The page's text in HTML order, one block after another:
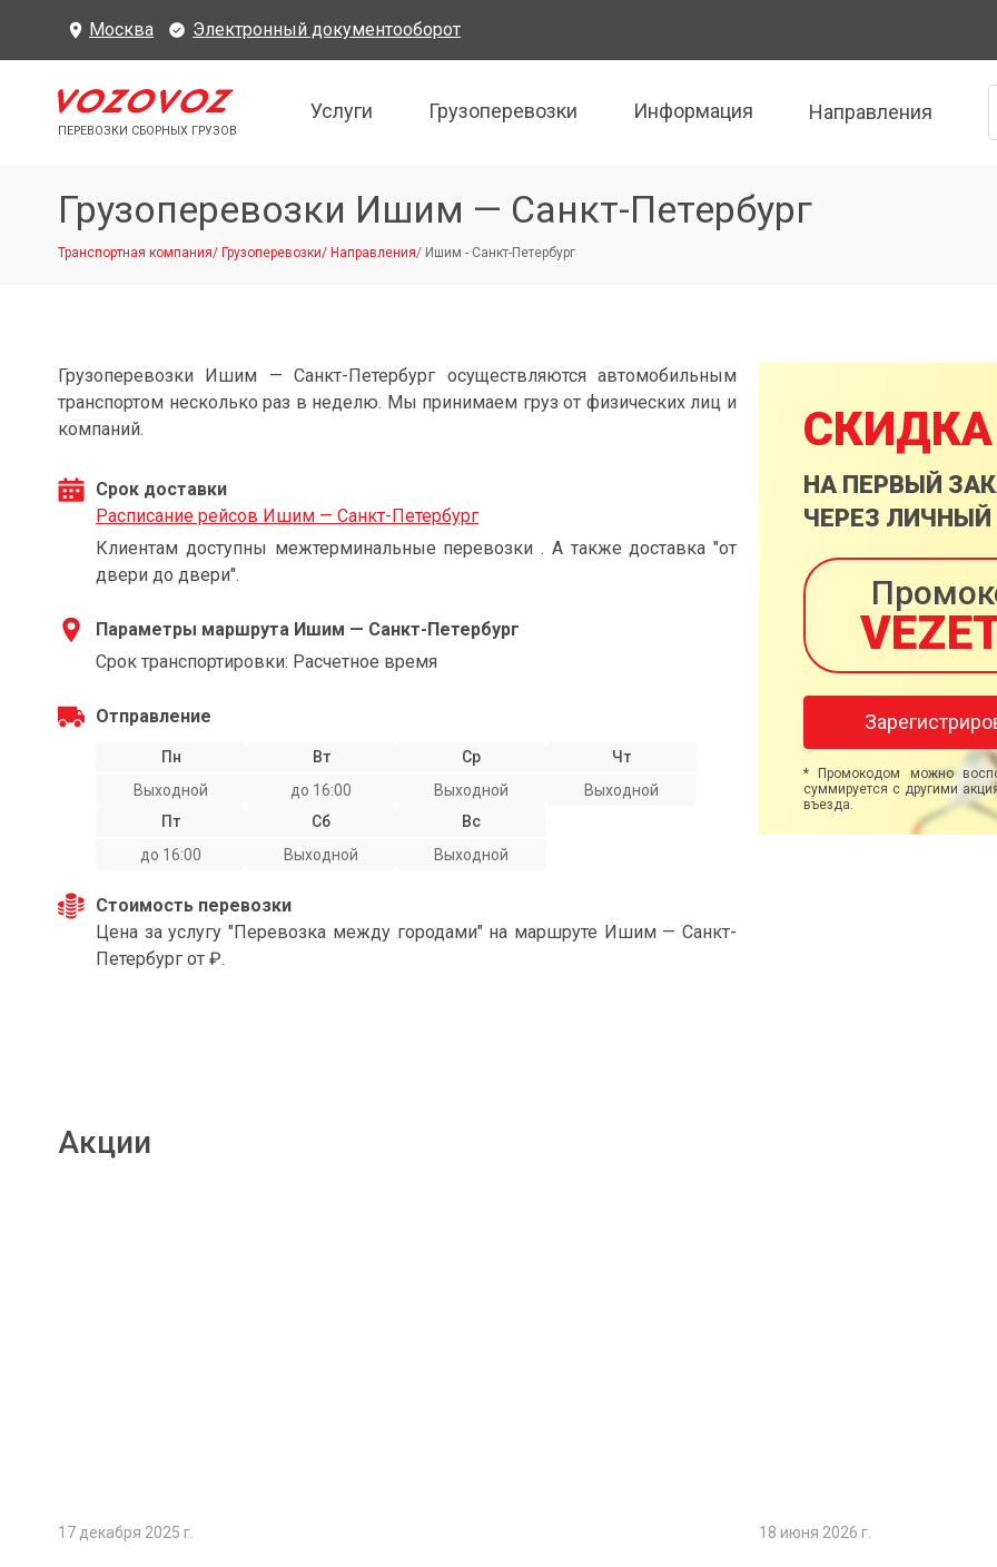
Москва Электронный документооборот
ПЕРЕВОЗКИ СБОРНЫХ ГРУЗОВ
Услуги Грузоперевозки Информация Направления
Грузоперевозки Ишим — Санкт-Петербург
Транспортная компания/ Грузоперевозки/ Направления/ Ишим - Санкт-Петербург
Грузоперевозки Ишим — Санкт-Петербург осуществляются автомобильным
транспортом несколько раз в неделю. Мы принимаем груз от физических лиц и
компаний.
Срок доставки
Расписание рейсов Ишим — Санкт-Петербург
Клиентам доступны межтерминальные перевозки . А также доставка "от
двери до двери".
Параметры маршрута Ишим — Санкт-Петербург
Срок транспортировки: Расчетное время
Отправление
Пн
Выходной
Вт
до 16:00
Ср
Выходной
Чт
Выходной
Пт
до 16:00
Сб
Выходной
Вс
Выходной
Стоимость перевозки
Цена за услугу "Перевозка между городами" на маршруте Ишим — Санкт-
Петербург от ₽.
СКИДКА
НА ПЕРВЫЙ
ЧЕРЕЗ ЛИЧНЫЙ
* Промокодом можно
суммируется с другими
въезда.
Акции
17 декабря 2025 г. 18 июня 2026 г.